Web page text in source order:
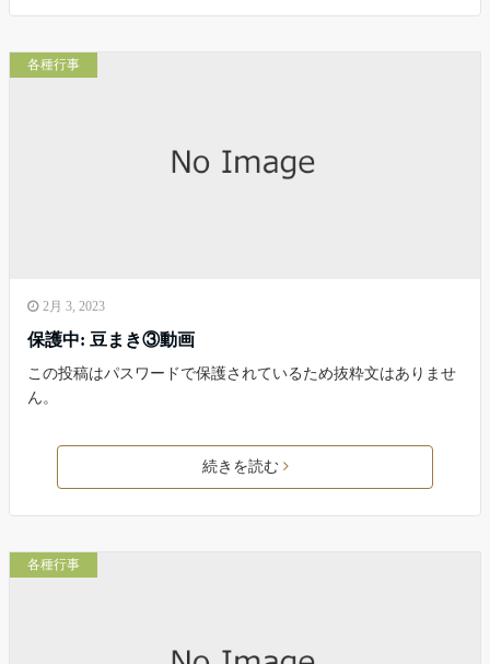
各種行事
2月 3, 2023
保護中: 豆まき③動画
この投稿はパスワードで保護されているため抜粋文はありませ
ん。
続きを読む
各種行事